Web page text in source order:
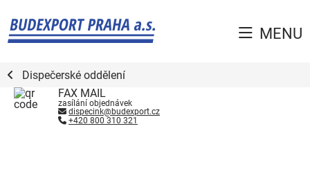
MENU
Dispečerské oddělení
FAX MAIL
zasílání objednávek
dispecink@budexport.cz
+420 800 310 321